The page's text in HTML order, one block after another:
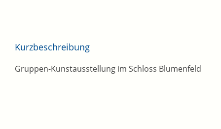
Kurzbeschreibung
Gruppen-Kunstausstellung im Schloss Blumenfeld